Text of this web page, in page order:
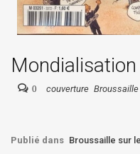
Mondialisation
0 couverture
Publié dans Broussaille sur